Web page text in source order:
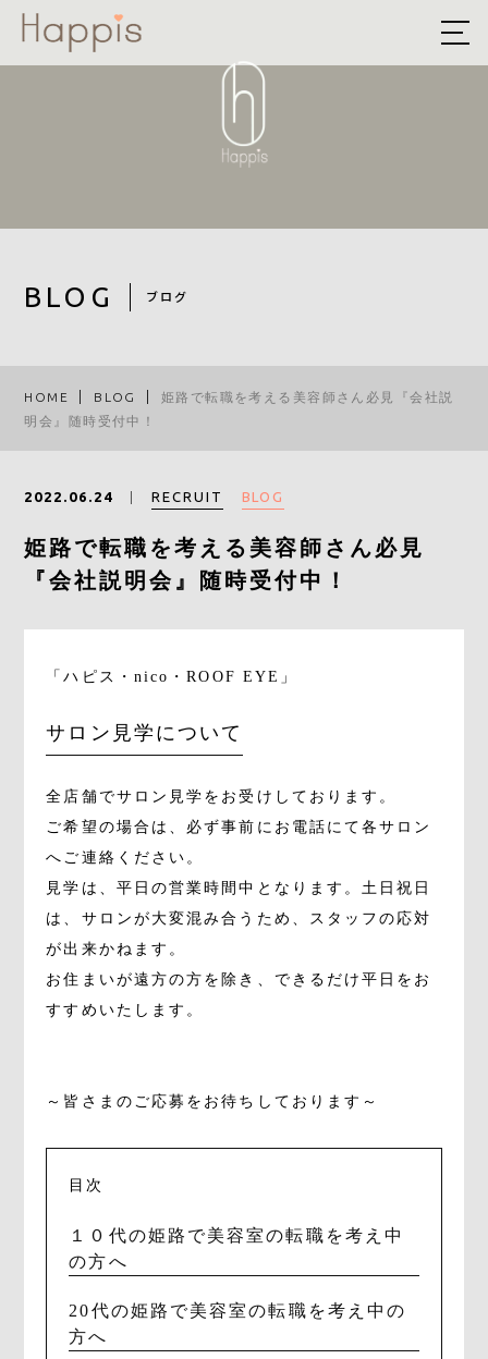
BLOG ブログ
HOME BLOG
姫路で転職を考える美容師さん必見『会社説
明会』随時受付中！
2022.06.24 RECRUIT BLOG
姫路で転職を考える美容師さん必見
『会社説明会』随時受付中！
「ハピス・nico・ROOF EYE」
サロン見学について
全店舗でサロン見学をお受けしております。
ご希望の場合は、必ず事前にお電話にて各サロン
へご連絡ください。
見学は、平日の営業時間中となります。土日祝日
は、サロンが大変混み合うため、スタッフの応対
が出来かねます。
お住まいが遠方の方を除き、できるだけ平日をお
すすめいたします。
～皆さまのご応募をお待ちしております～
目次
１０代の姫路で美容室の転職を考え中
の方へ
20代の姫路で美容室の転職を考え中の
方へ
HOME
ABOUT US
予約方法まとめ
share salon H
地域特化型マーケティング支援サービス「TOCOYA-トコ